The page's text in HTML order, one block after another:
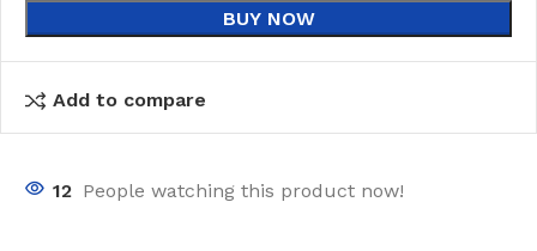
BUY NOW
Add to compare
12 People watching this product now!